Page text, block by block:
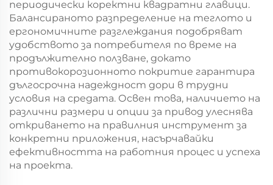
периодически коректни квадратни главици.
Балансираното разпределение на теглото и
ергономичните разглеждания подобряват
удобството за потребителя по време на
продължително ползване, докато
противокорозионното покритие гарантира
дългосрочна надеждност дори в трудни
условия на средата. Освен това, наличието на
различни размери и опции за привод улеснява
откриването на правилния инструмент за
конкретни приложения, насърчавайки
ефективността на работния процес и успеха
на проекта.